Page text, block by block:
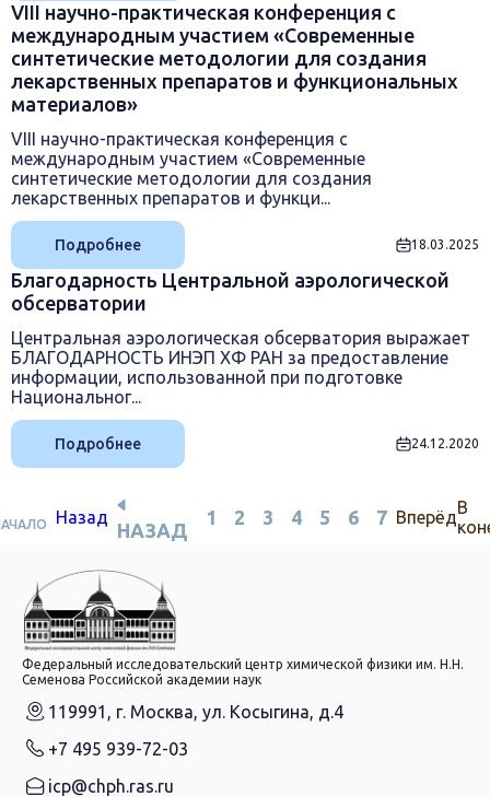
VIII научно-практическая конференция с
международным участием «Современные
синтетические методологии для создания
лекарственных препаратов и функциональных
материалов»
VIII научно-практическая конференция с
международным участием «Современные
синтетические методологии для создания
лекарственных препаратов и функци...
Подробнее 18.03.2025
Благодарность Центральной аэрологической
обсерватории
Центральная аэрологическая обсерватория выражает
БЛАГОДАРНОСТЬ ИНЭП ХФ РАН за предоставление
информации, использованной при подготовке
Национальног...
Подробнее 24.12.2020
Назад
НАЗАД
1 2 3 4 5 6 7 ВперёдВ
Федеральный исследовательский центр химической физики им. Н.Н.
Семенова Российской академии наук
119991, г. Москва, ул. Косыгина, д.4
+7 495 939-72-03
icp@chph.ras.ru